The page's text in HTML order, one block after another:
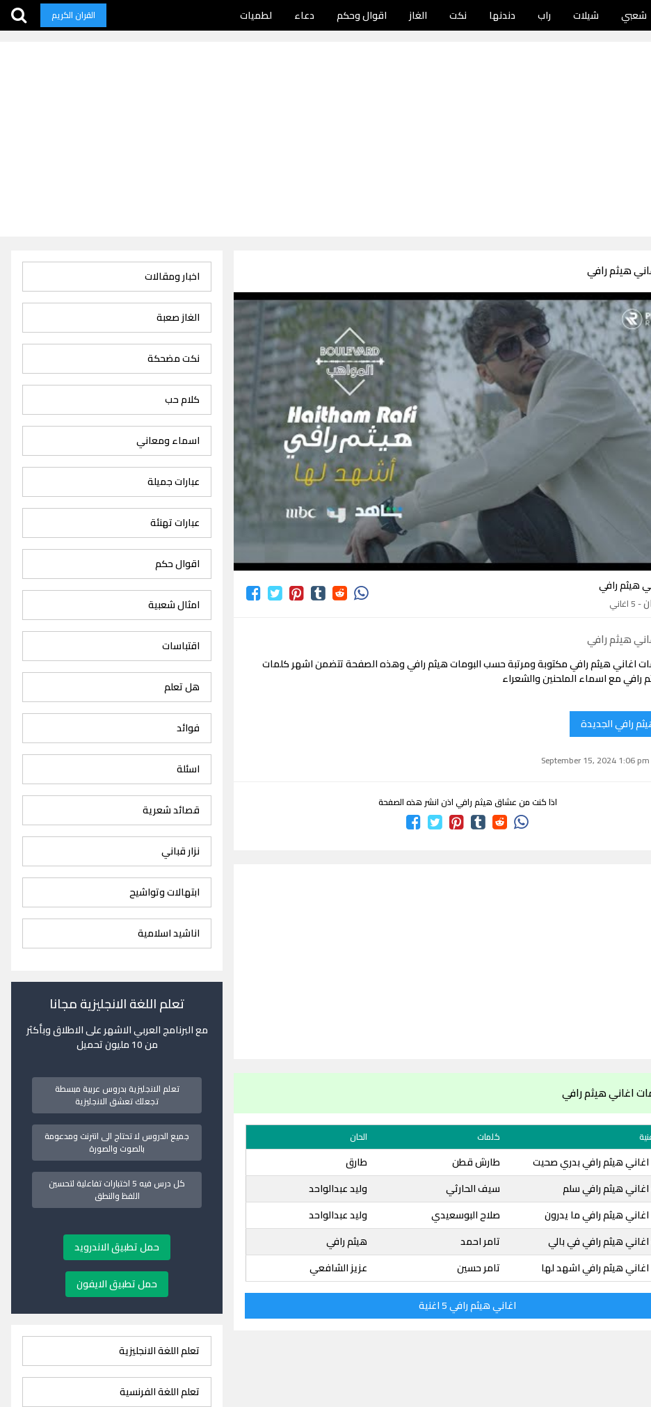
شعبي شيلات راب دندنها نكت الغاز اقوال وحكم دعاء لطميات القران الكريم
هيثم رافي
كلمات اغاني هيثم رافي
هيثم رافي
- 5 اغاني
هيثم رافي
اغاني هيثم رافي مكتوبة ومرتبة حسب البومات هيثم رافي وهذه الصفحة تتضمن اشهر كلمات
رافي مع اسماء الملحنين والشعراء
رافي الجديدة
اذا كنت من عشاق هيثم رافي اذن انشر هذه الصفحة
اغاني هيثم رافي
كلمات الحان
هيثم رافي بدري صحيت طارش قطن
طارق
هيثم رافي سلم
سيف الحارثي
وليد عبدالواحد
هيثم رافي ما يدرون
صلاح البوسعيدي
وليد عبدالواحد
هيثم رافي في بالي
تامر احمد
هيثم رافي
هيثم رافي اشهد لها
تامر حسين عزيز الشافعي
اغاني هيثم رافي 5 اغنية
اخبار ومقالات
الغاز صعبة
نكت مضحكة
كلام حب
اسماء ومعاني
عبارات جميلة
عبارات تهنئة
اقوال حكم
امثال شعبية
اقتباسات
هل تعلم
فوائد
اسئلة
قصائد شعرية
نزار قباني
ابتهالات وتواشيح
اناشيد اسلامية
تعلم اللغة الانجليزية مجانا
مع البرنامج العربي الاشهر على الاطلاق وبأكثر
من 10 مليون تحميل
تعلم الانجليزية بدروس عربية مبسطة
تجعلك تعشق الانجليزية
جميع الدروس لا تحتاج الى انترنت ومدعومة
بالصوت والصورة
كل درس فيه 5 اختبارات تفاعلية لتحسين
اللفظ والنطق
حمل تطبيق الاندرويد
حمل تطبيق الايفون
تعلم اللغة الانجليزية
تعلم اللغة الفرنسية